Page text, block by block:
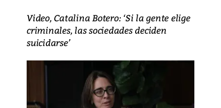
Video, Catalina Botero: ‘Si la gente elige
criminales, las sociedades deciden
suicidarse’